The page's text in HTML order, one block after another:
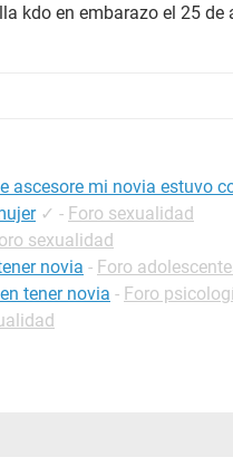
kdo en embarazo el 25 de
ascesore mi novia estuvo
✓ - Foro sexualidad
sexualidad
novia - Foro
tener novia - Foro